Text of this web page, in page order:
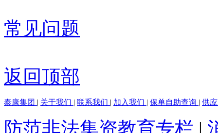
常见问题
返回顶部
泰康集团 | 关于我们 | 联系我们 | 加入我们 | 保单自助查询 | 供
防范非法集资教育专栏 |